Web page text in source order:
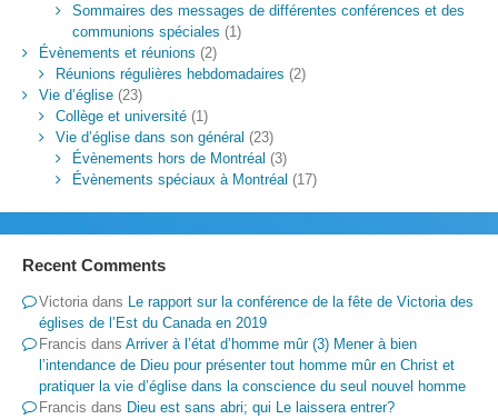
Sommaires des messages de différentes conférences et des
communions spéciales (1)
Évènements et réunions (2)
Réunions régulières hebdomadaires (2)
Vie d’église(23)
Collège et université(1)
Vie d’église dans son général (23)
Évènements hors de Montréal (3)
Évènements spéciaux à Montréal (17)
Recent Comments
Victoriadans Le rapport sur la conférence de la fête de Victoria des
églises de l’Est du Canada en 2019
Francis dans Arriver à l’état d’homme mûr (3) Mener à bien
l’intendance de Dieu pour présenter tout homme mûr en Christ et
pratiquer la vie d’église dans la conscience du seul nouvel homme
Francis dans Dieu est sans abri; qui Le laissera entrer?